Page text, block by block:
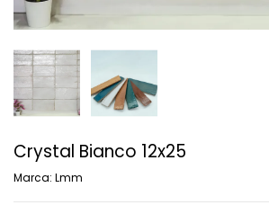
Crystal Bianco 12x25
Marca: Lmm